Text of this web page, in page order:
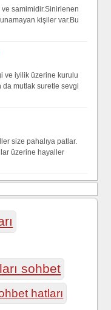
samimidir.Sinirlenen
kişiler var.Bu
ve iyilik üzerine kurulu
da mutlak suretle sevgi
size pahalıya patlar.
üzerine hayaller
sohbet
hatları